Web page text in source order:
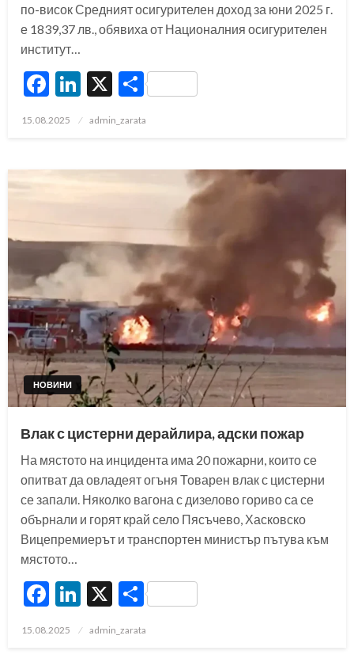
по-висок Средният осигурителен доход за юни 2025 г.
е 1839,37 лв., обявиха от Националния осигурителен
институт…
Facebook
LinkedIn
X Share
Posted
15.08.2025 admin_zarata
НОВИНИ
Влак с цистерни дерайлира, адски пожар
На мястото на инцидента има 20 пожарни, които се
опитват да овладеят огъня Товарен влак с цистерни
се запали. Няколко вагона с дизелово гориво са се
обърнали и горят край село Пясъчево, Хасковско
Вицепремиерът и транспортен министър пътува към
мястото…
Facebook
LinkedIn
X Share
Posted
15.08.2025 admin_zarata